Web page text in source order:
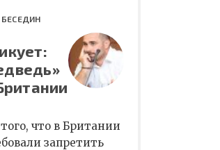
что в Британии
запретить